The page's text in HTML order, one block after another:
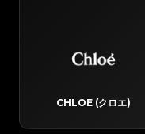
CHLOE (クロエ)